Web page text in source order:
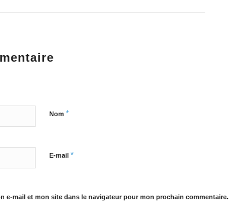
Nom *
E-mail *
e-mail et mon site dans le navigateur pour mon prochain commentaire.